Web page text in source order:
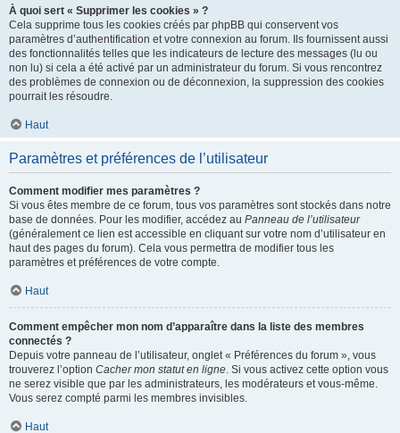
À quoi sert « Supprimer les cookies » ?
Cela supprime tous les cookies créés par phpBB qui conservent vos
paramètres d’authentification et votre connexion au forum. Ils fournissent aussi
des fonctionnalités telles que les indicateurs de lecture des messages (lu ou
non lu) si cela a été activé par un administrateur du forum. Si vous rencontrez
des problèmes de connexion ou de déconnexion, la suppression des cookies
pourrait les résoudre.
Haut
Paramètres et préférences de l’utilisateur
Comment modifier mes paramètres ?
Si vous êtes membre de ce forum, tous vos paramètres sont stockés dans notre
base de données. Pour les modifier, accédez au Panneau de l’utilisateur
(généralement ce lien est accessible en cliquant sur votre nom d’utilisateur en
haut des pages du forum). Cela vous permettra de modifier tous les
paramètres et préférences de votre compte.
Haut
Comment empêcher mon nom d’apparaître dans la liste des membres
connectés ?
Depuis votre panneau de l’utilisateur, onglet « Préférences du forum », vous
trouverez l’option Cacher mon statut en ligne. Si vous activez cette option vous
ne serez visible que par les administrateurs, les modérateurs et vous-même.
Vous serez compté parmi les membres invisibles.
Haut